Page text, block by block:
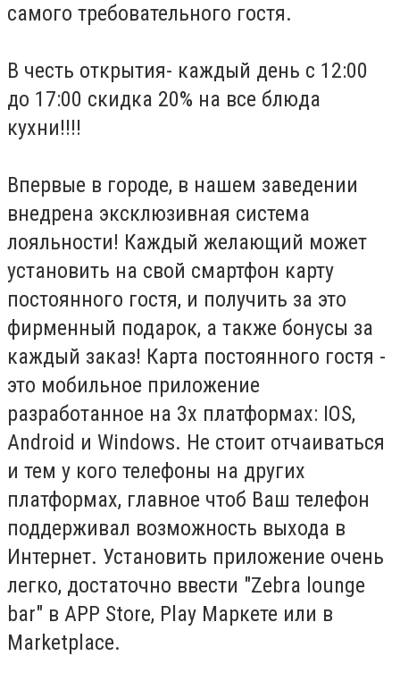
самого требовательного гостя.
В честь открытия- каждый день с 12:00
до 17:00 скидка 20% на все блюда
кухни!!!!
Впервые в городе, в нашем заведении
внедрена эксклюзивная система
лояльности! Каждый желающий может
установить на свой смартфон карту
постоянного гостя, и получить за это
фирменный подарок, а также бонусы за
каждый заказ! Карта постоянного гостя -
это мобильное приложение
разработанное на 3х платформах: IOS,
Android и Windows. Не стоит отчаиваться
и тем у кого телефоны на других
платформах, главное чтоб Ваш телефон
поддерживал возможность выхода в
Интернет. Установить приложение очень
легко, достаточно ввести "Zebra lounge
bar" в APP Store, Play Маркете или в
Marketplace.